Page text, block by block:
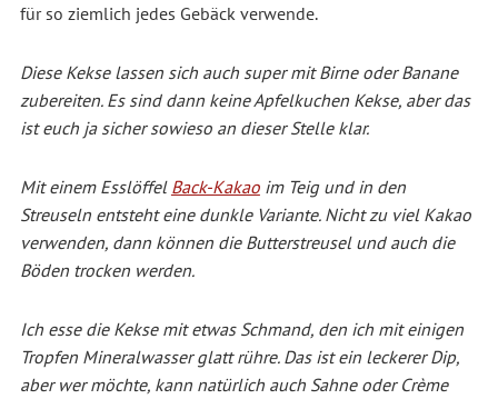
für so ziemlich jedes Gebäck verwende.
Diese Kekse lassen sich auch super mit Birne oder Banane
zubereiten. Es sind dann keine Apfelkuchen Kekse, aber das
ist euch ja sicher sowieso an dieser Stelle klar.
Mit einem Esslöffel Back-Kakaoim Teig und in den
Streuseln entsteht eine dunkle Variante. Nicht zu viel Kakao
verwenden, dann können die Butterstreusel und auch die
Böden trocken werden.
Ich esse die Kekse mit etwas Schmand, den ich mit einigen
Tropfen Mineralwasser glatt rühre. Das ist ein leckerer Dip,
aber wer möchte, kann natürlich auch Sahne oder Crème